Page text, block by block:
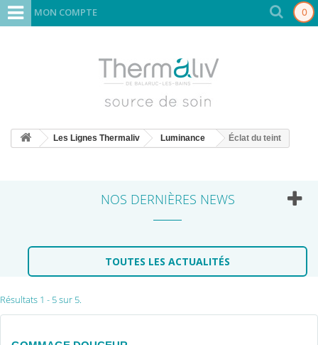
MON COMPTE 0
Les Lignes Thermaliv Luminance Éclat du teint
NOS DERNIÈRES NEWS
TOUTES LES ACTUALITÉS
Résultats 1 - 5 sur 5.